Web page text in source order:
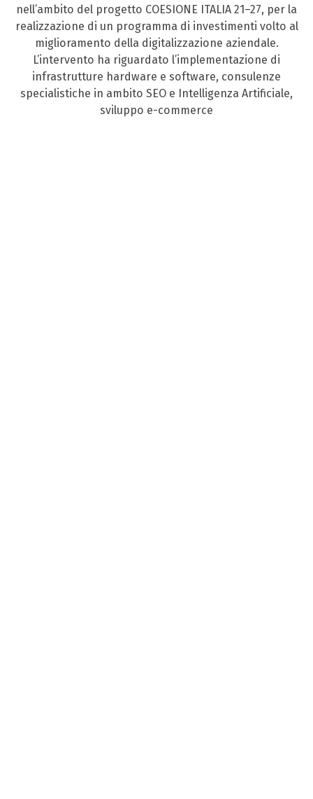
nell’ambito del progetto COESIONE ITALIA 21–27, per la
realizzazione di un programma di investimenti volto al
miglioramento della digitalizzazione aziendale.
L’intervento ha riguardato l’implementazione di
infrastrutture hardware e software, consulenze
specialistiche in ambito SEO e Intelligenza Artificiale,
sviluppo e-commerce